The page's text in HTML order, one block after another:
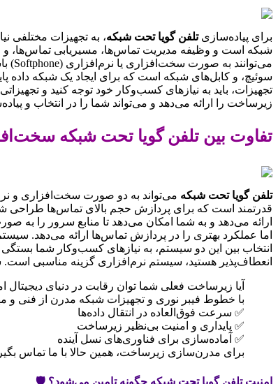
برای پیاده‌سازیتلفن گویا تحت شبکه
سوئیچ، و کابل‌های شبکه است که برای ایجاد یک شبکه داده
تجهیزات، باید به نیازهای کسب‌وکار خود توجه کنید و
زیرساخت را ارائه می‌دهد و می‌تواند شما را در انتخاب و
تفاوت بین تلفن گویا تحت شبکه
تلفن گویا تحت شبکه
ارائه می‌دهد و به شما امکان می‌دهد تا منابع سرور را به
اما عملکرد بهتری را در پردازش تماس‌ها ارائه می‌دهد.
انتخاب بین این دو سیستم، به نیازهای کسب‌وکار شما
انعطاف‌پذیر هستید، سیستم نرم‌افزاری گزینه مناسبی
آیا زیرساخت فعلی شما توان رقابت در دنیای دیجیتال
با خطوط فیبر نوری و تجهیزات شبکه مدرن از فنی و
✅ سرعت فوق‌العاده در انتقال داده‌ها
✅ پایداری و امنیت بی‌نظیر زیرساخت
✅ آماده‌سازی برای فناوری‌های نسل آینده
برای مدرن‌سازی زیرساخت، همین حالا با ما تماس